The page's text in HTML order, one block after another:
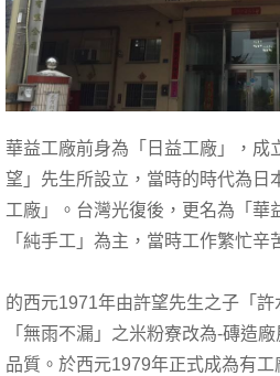
華益工廠前身為「日益工廠」，成
望」先生所設立，當時的時代為日
工廠」。台灣光復後，更名為「華
「純手工」為主，當時工作繁忙辛
的西元1971年由許望先生之子「
「無雨不漏」之米粉寮改為-磚造
品質。於西元1979年正式成為有